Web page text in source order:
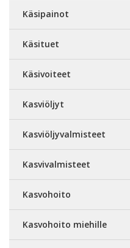
Käsipainot
Käsituet
Käsivoiteet
Kasviöljyt
Kasviöljyvalmisteet
Kasvivalmisteet
Kasvohoito
Kasvohoito miehille